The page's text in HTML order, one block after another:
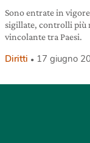
Sono entrate in
sigillate, controlli più
vincolante tra Paesi.
Diritti 17 giugno